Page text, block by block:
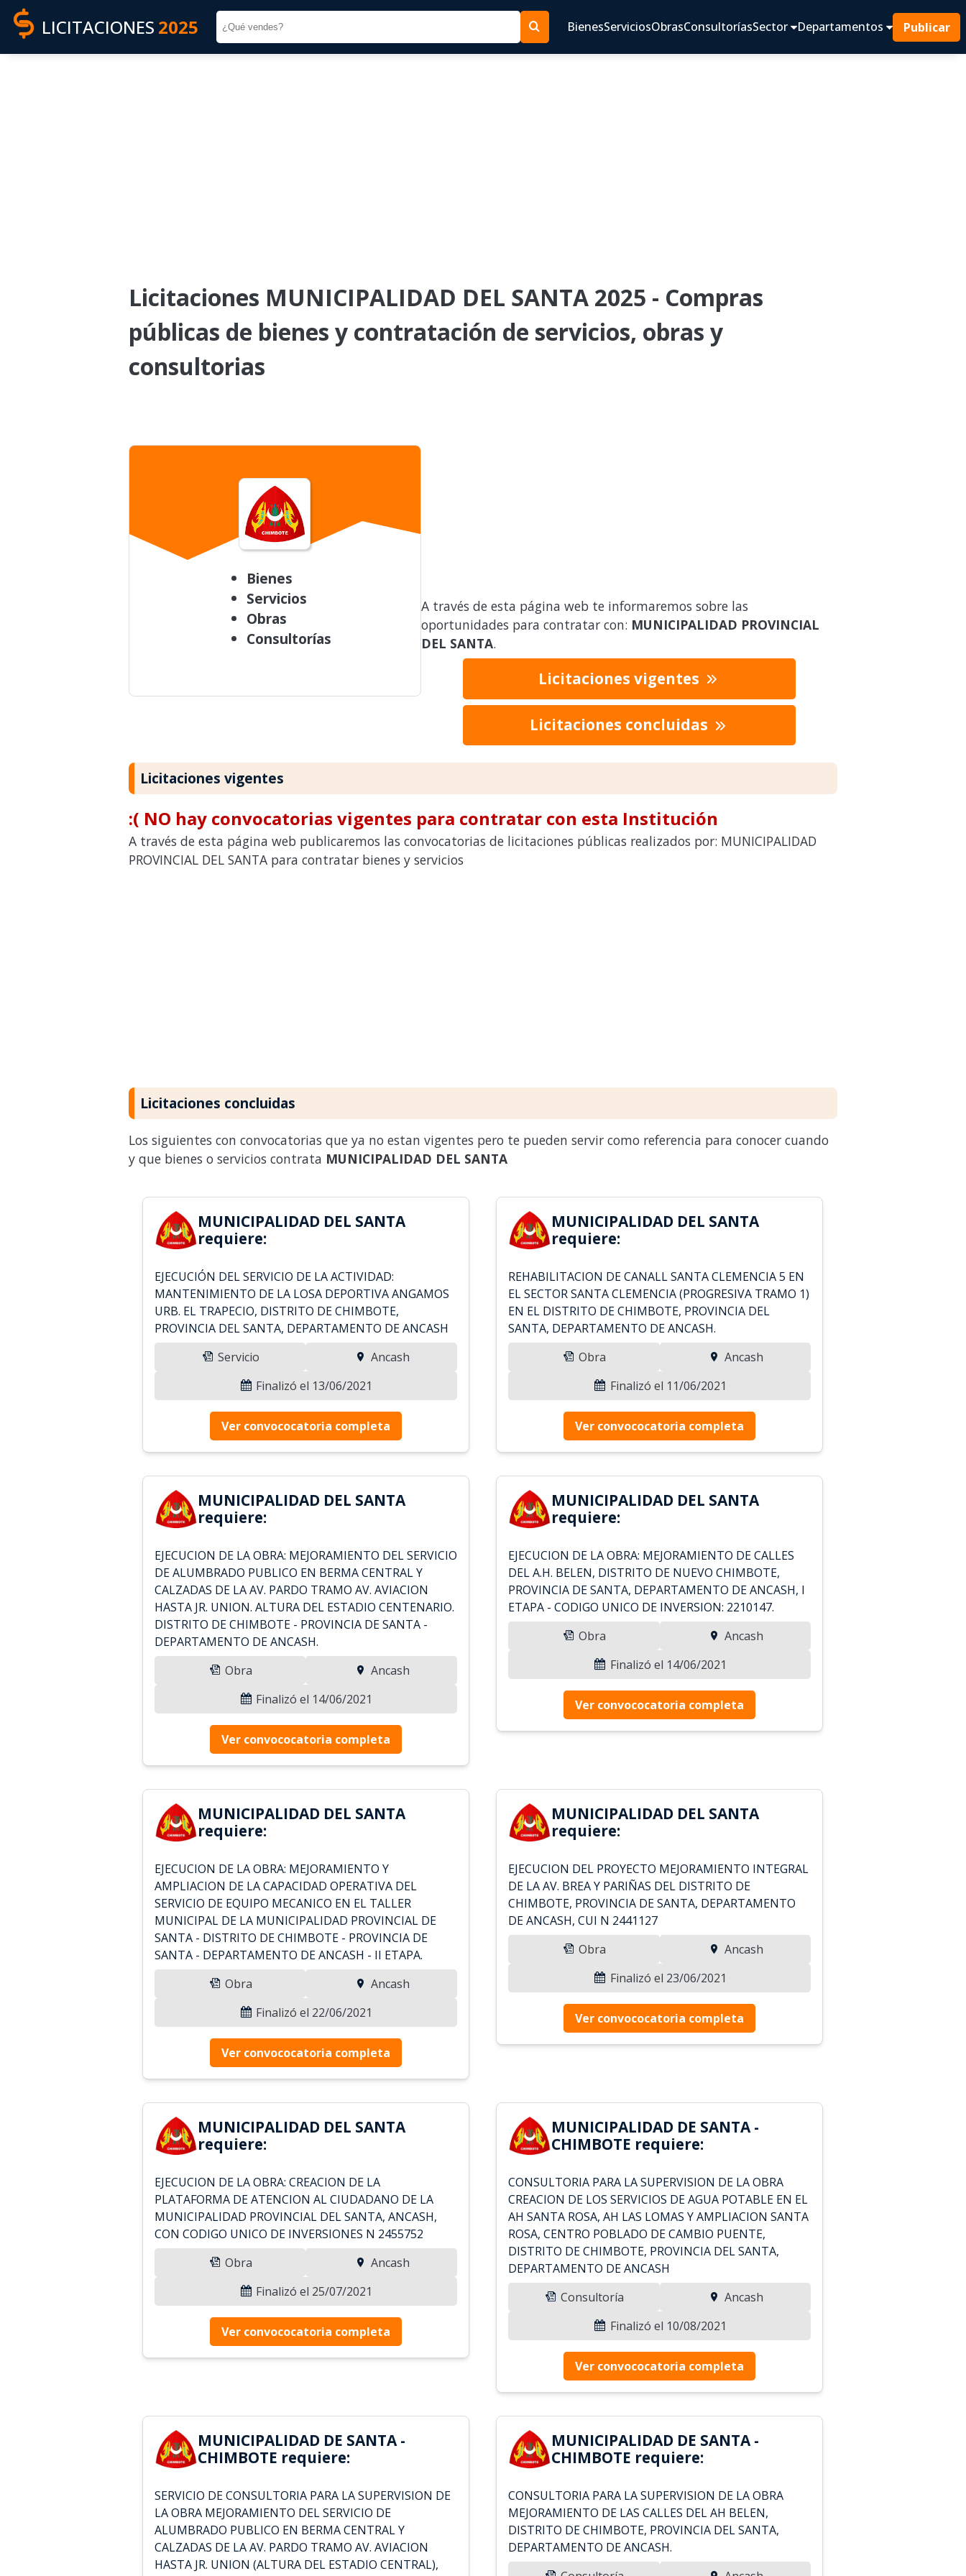
LICITACIONES 2025 BienesServiciosObrasConsultoríasSector Departamentos Publicar
Licitaciones MUNICIPALIDAD DEL SANTA 2025 - Compras
públicas de bienes y contratación de servicios, obras y
consultorias
Bienes
Servicios
Obras
Consultorías
A través de esta página web te informaremos sobre las
oportunidades para contratar con: MUNICIPALIDAD PROVINCIAL
DEL SANTA.
Licitaciones vigentes
Licitaciones concluidas
Licitaciones vigentes
:( NO hay convocatorias vigentes para contratar con esta Institución
A través de esta página web publicaremos las convocatorias de licitaciones públicas realizados por: MUNICIPALIDAD
PROVINCIAL DEL SANTA para contratar bienes y servicios
Licitaciones concluidas
Los siguientes con convocatorias que ya no estan vigentes pero te pueden servir como referencia para conocer cuando
y que bienes o servicios contrata MUNICIPALIDAD DEL SANTA
MUNICIPALIDAD DEL SANTA
requiere:
EJECUCIÓN DEL SERVICIO DE LA ACTIVIDAD:
MANTENIMIENTO DE LA LOSA DEPORTIVA ANGAMOS
URB. EL TRAPECIO, DISTRITO DE CHIMBOTE,
PROVINCIA DEL SANTA, DEPARTAMENTO DE ANCASH
Servicio
Ancash
Finalizó el 13/06/2021
Ver convococatoria completa
MUNICIPALIDAD DEL SANTA
requiere:
REHABILITACION DE CANALL SANTA CLEMENCIA 5 EN
EL SECTOR SANTA CLEMENCIA (PROGRESIVA TRAMO 1)
EN EL DISTRITO DE CHIMBOTE, PROVINCIA DEL
SANTA, DEPARTAMENTO DE ANCASH.
Obra
Ancash
Finalizó el 11/06/2021
Ver convococatoria completa
MUNICIPALIDAD DEL SANTA
requiere:
EJECUCION DE LA OBRA: MEJORAMIENTO DEL SERVICIO
DE ALUMBRADO PUBLICO EN BERMA CENTRAL Y
CALZADAS DE LA AV. PARDO TRAMO AV. AVIACION
HASTA JR. UNION. ALTURA DEL ESTADIO CENTENARIO.
DISTRITO DE CHIMBOTE - PROVINCIA DE SANTA -
DEPARTAMENTO DE ANCASH.
Obra
Ancash
Finalizó el 14/06/2021
Ver convococatoria completa
MUNICIPALIDAD DEL SANTA
requiere:
EJECUCION DE LA OBRA: MEJORAMIENTO DE CALLES
DEL A.H. BELEN, DISTRITO DE NUEVO CHIMBOTE,
PROVINCIA DE SANTA, DEPARTAMENTO DE ANCASH, I
ETAPA - CODIGO UNICO DE INVERSION: 2210147.
Obra
Ancash
Finalizó el 14/06/2021
Ver convococatoria completa
MUNICIPALIDAD DEL SANTA
requiere:
EJECUCION DE LA OBRA: MEJORAMIENTO Y
AMPLIACION DE LA CAPACIDAD OPERATIVA DEL
SERVICIO DE EQUIPO MECANICO EN EL TALLER
MUNICIPAL DE LA MUNICIPALIDAD PROVINCIAL DE
SANTA - DISTRITO DE CHIMBOTE - PROVINCIA DE
SANTA - DEPARTAMENTO DE ANCASH - II ETAPA.
Obra
Ancash
Finalizó el 22/06/2021
Ver convococatoria completa
MUNICIPALIDAD DEL SANTA
requiere:
EJECUCION DEL PROYECTO MEJORAMIENTO INTEGRAL
DE LA AV. BREA Y PARIÑAS DEL DISTRITO DE
CHIMBOTE, PROVINCIA DE SANTA, DEPARTAMENTO
DE ANCASH, CUI N 2441127
Obra
Ancash
Finalizó el 23/06/2021
Ver convococatoria completa
MUNICIPALIDAD DEL SANTA
requiere:
EJECUCION DE LA OBRA: CREACION DE LA
PLATAFORMA DE ATENCION AL CIUDADANO DE LA
MUNICIPALIDAD PROVINCIAL DEL SANTA, ANCASH,
CON CODIGO UNICO DE INVERSIONES N 2455752
Obra
Ancash
Finalizó el 25/07/2021
Ver convococatoria completa
MUNICIPALIDAD DE SANTA -
CHIMBOTE requiere:
CONSULTORIA PARA LA SUPERVISION DE LA OBRA
CREACION DE LOS SERVICIOS DE AGUA POTABLE EN EL
AH SANTA ROSA, AH LAS LOMAS Y AMPLIACION SANTA
ROSA, CENTRO POBLADO DE CAMBIO PUENTE,
DISTRITO DE CHIMBOTE, PROVINCIA DEL SANTA,
DEPARTAMENTO DE ANCASH
Consultoría
Ancash
Finalizó el 10/08/2021
Ver convococatoria completa
MUNICIPALIDAD DE SANTA -
CHIMBOTE requiere:
SERVICIO DE CONSULTORIA PARA LA SUPERVISION DE
LA OBRA MEJORAMIENTO DEL SERVICIO DE
ALUMBRADO PUBLICO EN BERMA CENTRAL Y
CALZADAS DE LA AV. PARDO TRAMO AV. AVIACION
HASTA JR. UNION (ALTURA DEL ESTADIO CENTRAL),
MUNICIPALIDAD DE SANTA -
CHIMBOTE requiere:
CONSULTORIA PARA LA SUPERVISION DE LA OBRA
MEJORAMIENTO DE LAS CALLES DEL AH BELEN,
DISTRITO DE CHIMBOTE, PROVINCIA DEL SANTA,
DEPARTAMENTO DE ANCASH.